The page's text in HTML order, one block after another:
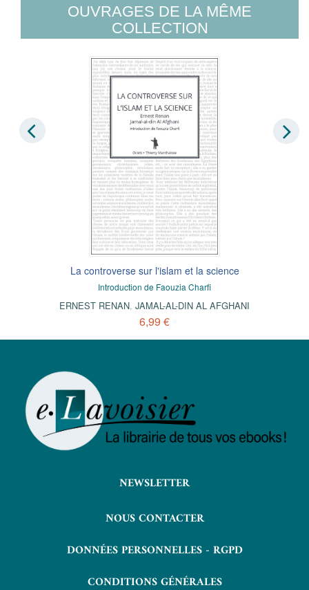
OUVRAGES DE LA MÊME
COLLECTION
La controverse sur l'islam et la science
Introduction de Faouzia Charfi
ERNEST RENAN, JAMAL-AL-DIN AL AFGHANI
6,99 €
NEWSLETTER
NOUS CONTACTER
DONNÉES PERSONNELLES - RGPD
CONDITIONS GÉNÉRALES